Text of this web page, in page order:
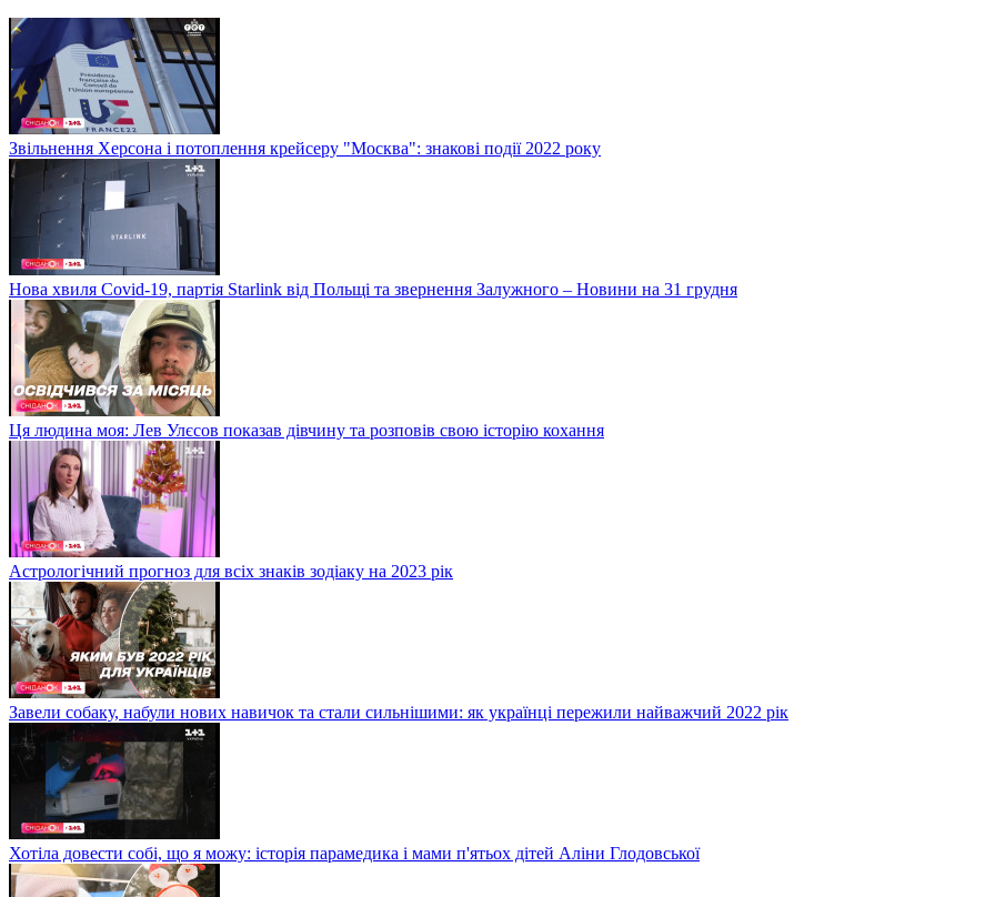
Звільнення Херсона і потоплення крейсеру "Москва": знакові події 2022 року
Нова хвиля Covid-19, партія Starlink від Польщі та звернення Залужного – Новини на 31 грудня
Ця людина моя: Лев Улєсов показав дівчину та розповів свою історію кохання
Астрологічний прогноз для всіх знаків зодіаку на 2023 рік
Завели собаку, набули нових навичок та стали сильнішими: як українці пережили найважчий 2022 рік
Хотіла довести собі, що я можу: історія парамедика і мами п'ятьох дітей Аліни Глодовської